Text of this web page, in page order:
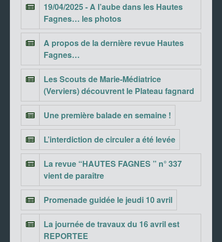
19/04/2025 - A l’aube dans les Hautes
Fagnes… les photos
A propos de la dernière revue Hautes
Fagnes…
Les Scouts de Marie-Médiatrice
(Verviers) découvrent le Plateau fagnard
Une première balade en semaine !
L’interdiction de circuler a été levée
La revue “HAUTES FAGNES ” n° 337
vient de paraître
Promenade guidée le jeudi 10 avril
La journée de travaux du 16 avril est
REPORTEE